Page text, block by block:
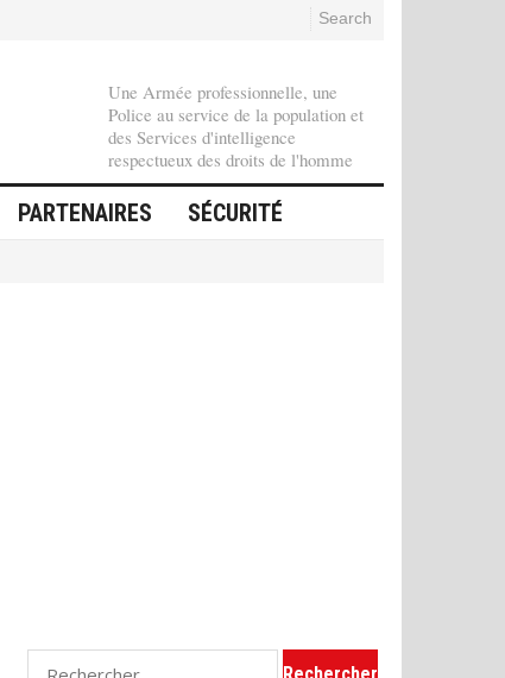
Search
Une Armée professionnelle, une
Police au service de la population et
des Services d'intelligence
respectueux des droits de l'homme
PARTENAIRES SÉCURITÉ
Rechercher :